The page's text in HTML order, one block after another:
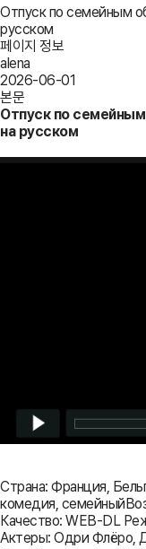
Отпуск по семейным
русском
페이지 정보
alena
2026-06-01
본문
Отпуск по
на русском
Страна: Франция,
комедия,
Качество: WEB-DL
Актеры: Одри Флёро,